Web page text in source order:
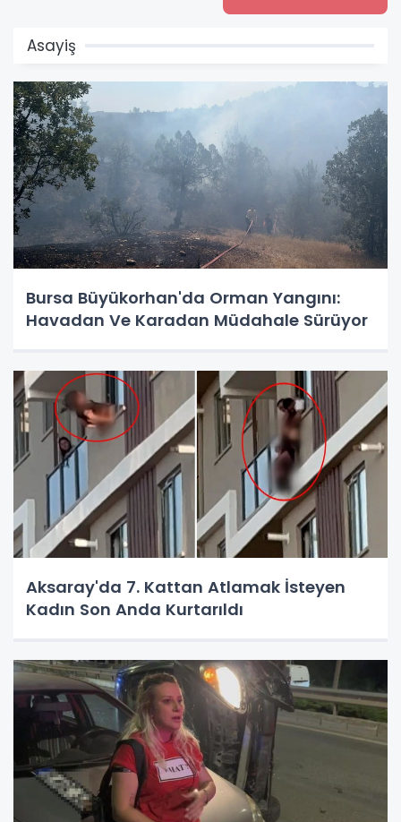
Asayiş
Bursa Büyükorhan'da Orman Yangını:
Havadan Ve Karadan Müdahale Sürüyor
Aksaray'da 7. Kattan Atlamak İsteyen
Kadın Son Anda Kurtarıldı